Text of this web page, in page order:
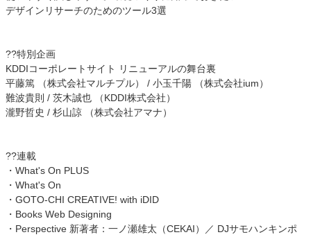
デザインリサーチのためのツール3選
??特別企画
KDDIコーポレートサイト リニューアルの舞台裏
平藤篤 （株式会社マルチプル） / 小玉千陽 （株式会社ium）
難波貴則 / 茨木誠也 （KDDI株式会社）
瀧野哲史 / 杉山諒 （株式会社アマナ）
??連載
・What's On PLUS
・What's On
・GOTO-CHI CREATIVE! with iDID
・Books Web Designing
・Perspective 新著者：一ノ瀬雄太（CEKAI）／ DJサモハンキンポ